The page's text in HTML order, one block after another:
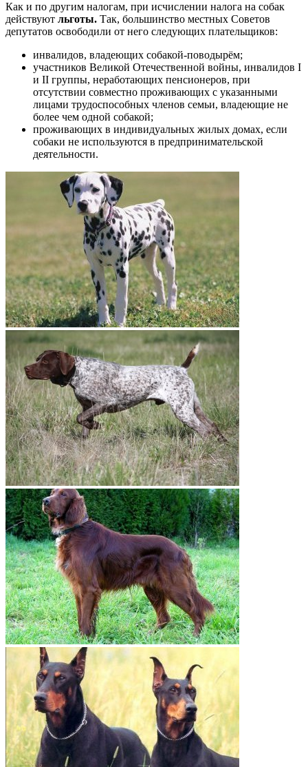
Как и по другим налогам, при исчислении налога на собак
действуют льготы. Так, большинство местных Советов
депутатов освободили от него следующих плательщиков:
инвалидов, владеющих собакой-поводырём;
участников Великой Отечественной войны, инвалидов I
и II группы, неработающих пенсионеров, при
отсутствии совместно проживающих с указанными
лицами трудоспособных членов семьи, владеющие не
более чем одной собакой;
проживающих в индивидуальных жилых домах, если
собаки не используются в предпринимательской
деятельности.